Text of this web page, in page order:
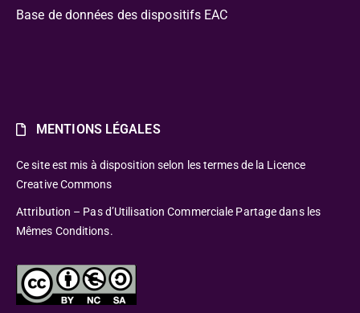
Base de données des dispositifs EAC
MENTIONS LÉGALES
Ce site est mis à disposition selon les termes de la Licence
Creative Commons
Attribution – Pas d’Utilisation Commerciale Partage dans les
Mêmes Conditions.